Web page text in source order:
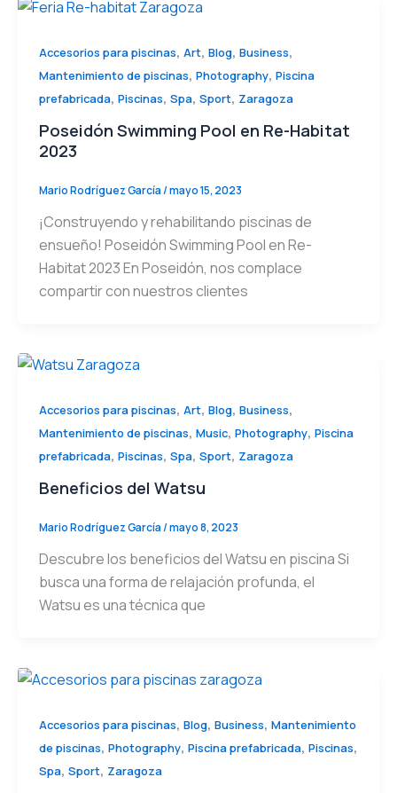
Accesorios para piscinas, Art, Blog, Business,
Mantenimiento de piscinas, Photography, Piscina
prefabricada, Piscinas, Spa, Sport, Zaragoza
Poseidón Swimming Pool en Re-Habitat
2023
Mario Rodríguez García/mayo 15, 2023
¡Construyendo y rehabilitando piscinas de
ensueño! Poseidón Swimming Pool en Re-
Habitat 2023 En Poseidón, nos complace
compartir con nuestros clientes
Accesorios para piscinas, Art, Blog, Business,
Mantenimiento de piscinas, Music, Photography, Piscina
prefabricada, Piscinas, Spa, Sport, Zaragoza
Beneficios del Watsu
Mario Rodríguez García/mayo 8, 2023
Descubre los beneficios del Watsu en piscina Si
busca una forma de relajación profunda, el
Watsu es una técnica que
Accesorios para piscinas, Blog, Business, Mantenimiento
de piscinas, Photography, Piscina prefabricada, Piscinas,
Spa, Sport, Zaragoza